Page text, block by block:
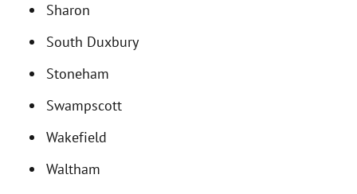
Sharon
South Duxbury
Stoneham
Swampscott
Wakefield
Waltham